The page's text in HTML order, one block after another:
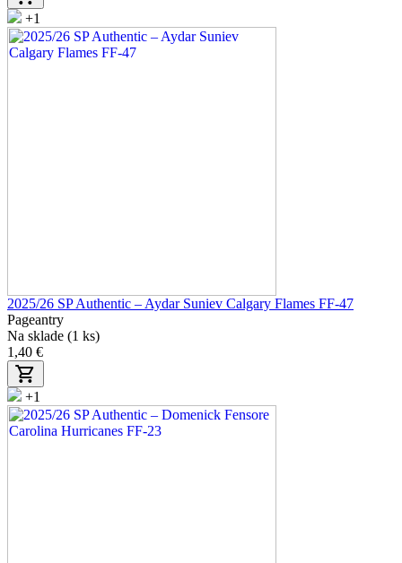
+1
2025/26 SP Authentic – Aydar Suniev Calgary Flames FF-47
Pageantry
Na sklade (1 ks)
1,40 €
+1